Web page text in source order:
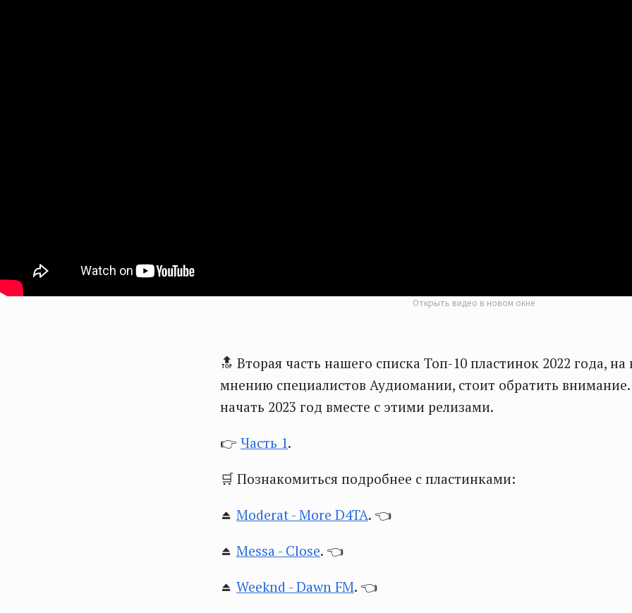
Открыть видео в новом окне
🔝 Вторая часть нашего списка Топ-10 пластинок 2022 года,
мнению специалистов Аудиомании, стоит обратить
начать 2023 год вместе с этими релизами.
👉 Часть 1.
🛒 Познакомиться подробнее с пластинками:
⏏️ Moderat - More D4TA. 👈
⏏️ Messa - Close. 👈
⏏️ Weeknd - Dawn FM. 👈